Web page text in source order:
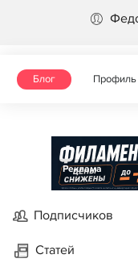
Блог Профиль
Реклама
Подписчиков
Статей